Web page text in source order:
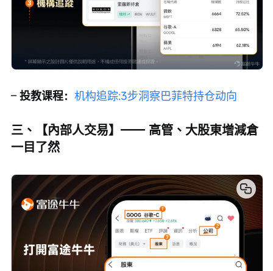
– 投教课程： 机构追踪:3步洞察巴菲特持仓动向
三、【內部人交易】—— 高管、大股東增減倉
一目了然